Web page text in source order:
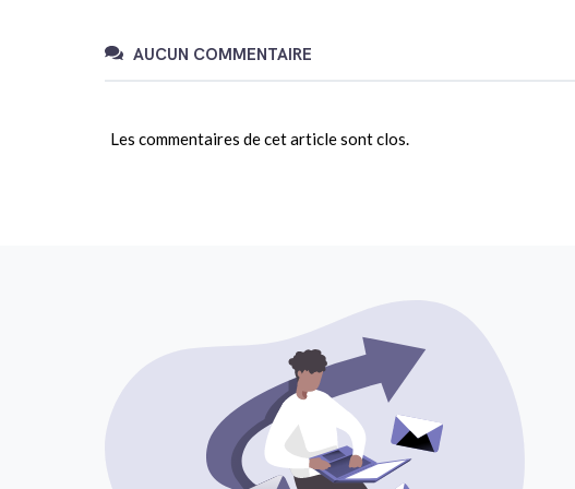
AUCUN COMMENTAIRE
Les commentaires de cet article sont clos.